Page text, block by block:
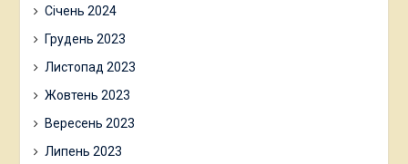
Січень 2024
Грудень 2023
Листопад 2023
Жовтень 2023
Вересень 2023
Липень 2023